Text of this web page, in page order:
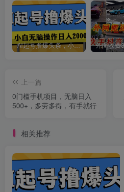
AI起号撸爆头条，小白也能操作，日入2000+
上一篇
0门槛手机项目，无脑日入
500+，多劳多得，有手就行
相关推荐